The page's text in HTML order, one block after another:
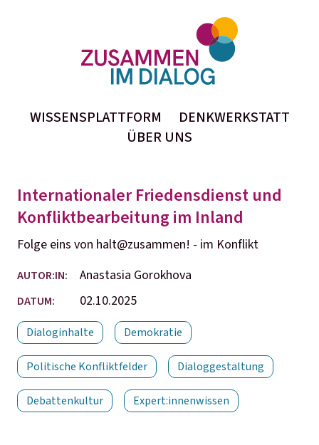
WISSENSPLATTFORM
DENKWERKSTATT
ÜBER UNS
Internationaler Friedensdienst und
Konfliktbearbeitung im Inland
Folge eins von halt@zusammen! - im Konflikt
AUTOR:IN: Anastasia Gorokhova
DATUM: 02.10.2025
Dialoginhalte Demokratie
Politische Konfliktfelder Dialoggestaltung
Debattenkultur Expert:innenwissen